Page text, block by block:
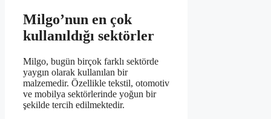
Milgo’nun en çok
kullanıldığı sektörler
Milgo, bugün birçok farklı sektörde
yaygın olarak kullanılan bir
malzemedir. Özellikle tekstil, otomotiv
ve mobilya sektörlerinde yoğun bir
şekilde tercih edilmektedir.